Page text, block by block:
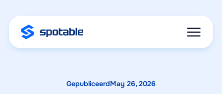
GepubliceerdMay 26, 2026